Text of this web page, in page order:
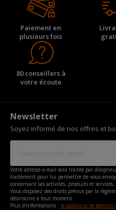
Paiement en
plusieurs fois
80 conseillers à
votre écoute
Newsletter
Soyez informé de nos offres et
Votre adresse e-mail sera traitée par
traitement pour lui permettre de vous
concernant ses activités, produits et services.
Vous disposez des droits prévus par la
désinscrire à tout moment.
Plus d'informations : la politique de gestion